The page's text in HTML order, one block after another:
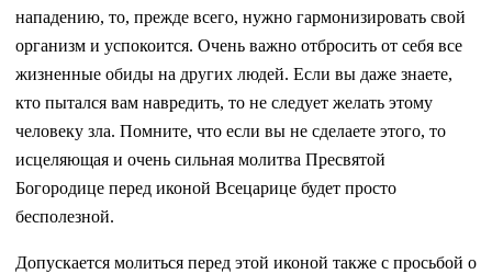
нападению, то, прежде всего, нужно гармонизировать свой
организм и успокоится. Очень важно отбросить от себя все
жизненные обиды на других людей. Если вы даже знаете,
кто пытался вам навредить, то не следует желать этому
человеку зла. Помните, что если вы не сделаете этого, то
исцеляющая и очень сильная молитва Пресвятой
Богородице перед иконой Всецарице будет просто
бесполезной.
Допускается молиться перед этой иконой также с просьбой о